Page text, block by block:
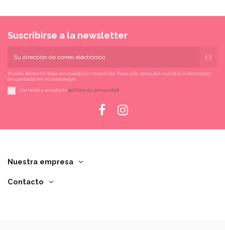
Suscribirse a la newsletter
Puede darse de baja en cualquier momento. Para ello, consulte nuestra información
de contacto en el aviso legal.
He leído y acepto la política de privacidad
Nuestra empresa
Contacto